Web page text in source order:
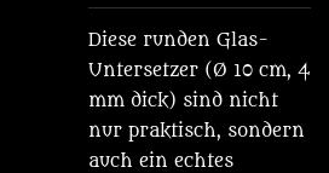
Diese runden Glas-
Untersetzer (Ø 10 cm, 4
mm dick) sind nicht
nur praktisch, sondern
auch ein echtes